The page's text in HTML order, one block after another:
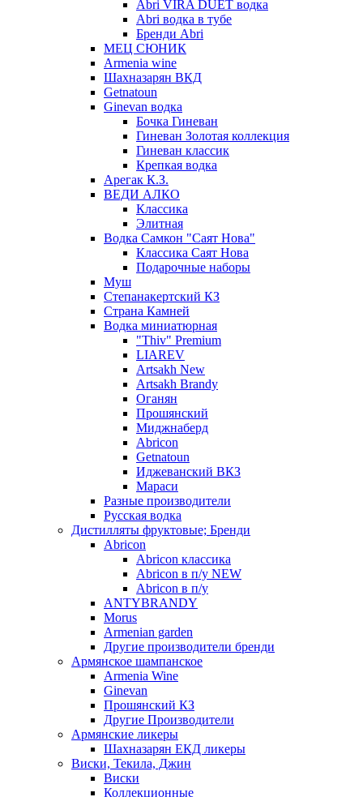
Abri VIRA DUET водка
Abri водка в тубе
Бренди Abri
МЕЦ СЮНИК
Armenia wine
Шахназарян ВКД
Getnatoun
Ginevan водка
Бочка Гиневан
Гиневан Золотая коллекция
Гиневан классик
Крепкая водка
Арегак К.З.
ВЕДИ АЛКО
Классика
Элитная
Водка Самкон "Саят Нова"
Классика Саят Нова
Подарочные наборы
Муш
Степанакертский КЗ
Страна Камней
Водка миниатюрная
"Thiv" Premium
LIAREV
Artsakh New
Artsakh Brandy
Оганян
Прошянский
Миджнаберд
Abricon
Getnatoun
Иджеванский ВКЗ
Мараси
Разные производители
Русская водка
Дистилляты фруктовые; Бренди
Abricon
Abricon классика
Abricon в п/у NEW
Abricon в п/у
ANTYBRANDY
Morus
Armenian garden
Другие производители бренди
Армянское шампанское
Armenia Wine
Ginevan
Прошянский КЗ
Другие Производители
Армянские ликеры
Шахназарян ЕКД ликеры
Виски, Текила, Джин
Виски
Коллекционные